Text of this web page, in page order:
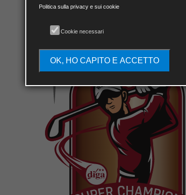
Politica sulla privacy e sui cookie
Cookie necessari
OK, HO CAPITO E ACCETTO